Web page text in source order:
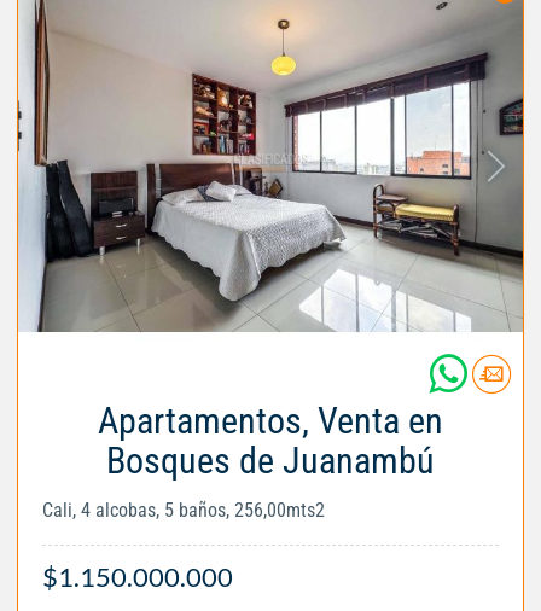
Apartamentos, Venta en
Bosques de Juanambú
Cali, 4 alcobas, 5 baños, 256,00mts2
$1.150.000.000